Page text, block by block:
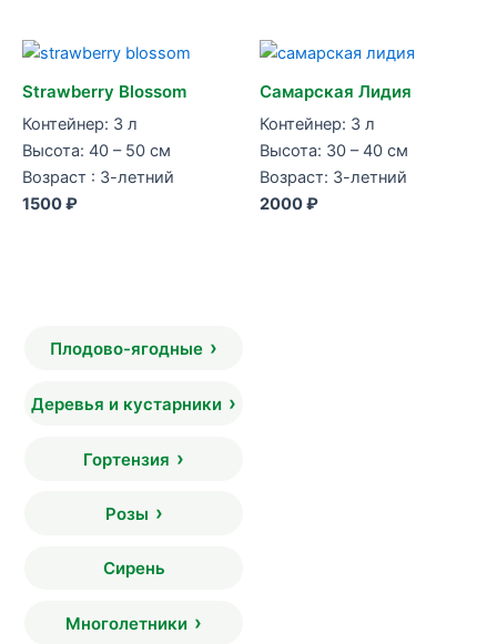
Плодово-ягодные
Деревья и кустарники
Гортензия
Розы
Сирень
Многолетники
Strawberry Blossom
Контейнер: 3 л
Высота: 40 – 50 см
Возраст : 3-летний
1500 ₽
Самарская Лидия
Контейнер: 3 л
Высота: 30 – 40 см
Возраст: 3-летний
2000 ₽